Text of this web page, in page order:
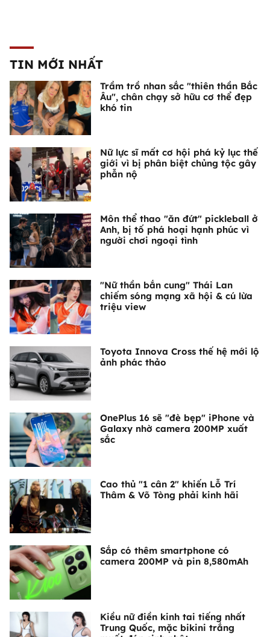
TIN MỚI NHẤT
Trầm trồ nhan sắc "thiên thần Bắc
Âu", chân chạy sở hữu cơ thể đẹp
khó tin
Nữ lực sĩ mất cơ hội phá kỷ lục thế
giới vì bị phân biệt chủng tộc gây
phẫn nộ
Môn thể thao "ăn đứt" pickleball ở
Anh, bị tố phá hoại hạnh phúc vì
người chơi ngoại tình
"Nữ thần bắn cung" Thái Lan
chiếm sóng mạng xã hội & cú lừa
triệu view
Toyota Innova Cross thế hệ mới lộ
ảnh phác thảo
OnePlus 16 sẽ "đè bẹp" iPhone và
Galaxy nhờ camera 200MP xuất
sắc
Cao thủ "1 cân 2" khiến Lỗ Trí
Thâm & Võ Tòng phải kinh hãi
Sắp có thêm smartphone có
camera 200MP và pin 8,580mAh
Kiều nữ điền kinh tai tiếng nhất
Trung Quốc, mặc bikini trắng